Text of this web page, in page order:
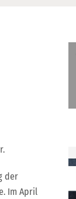
der
Im April